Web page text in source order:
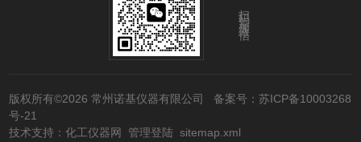
扫码添加微信
版权所有©2026 常州诺基仪器有限公司 备案号：苏ICP备10003268
号-21
技术支持：化工仪器网 管理登陆 sitemap.xml